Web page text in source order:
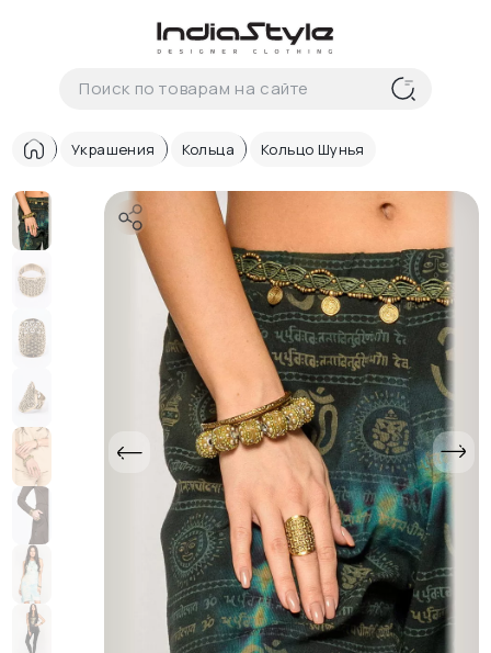
Корзина
В корзиненеттоваров
Корзина покупок пуста..
Украшения Кольца Кольцо Шунья